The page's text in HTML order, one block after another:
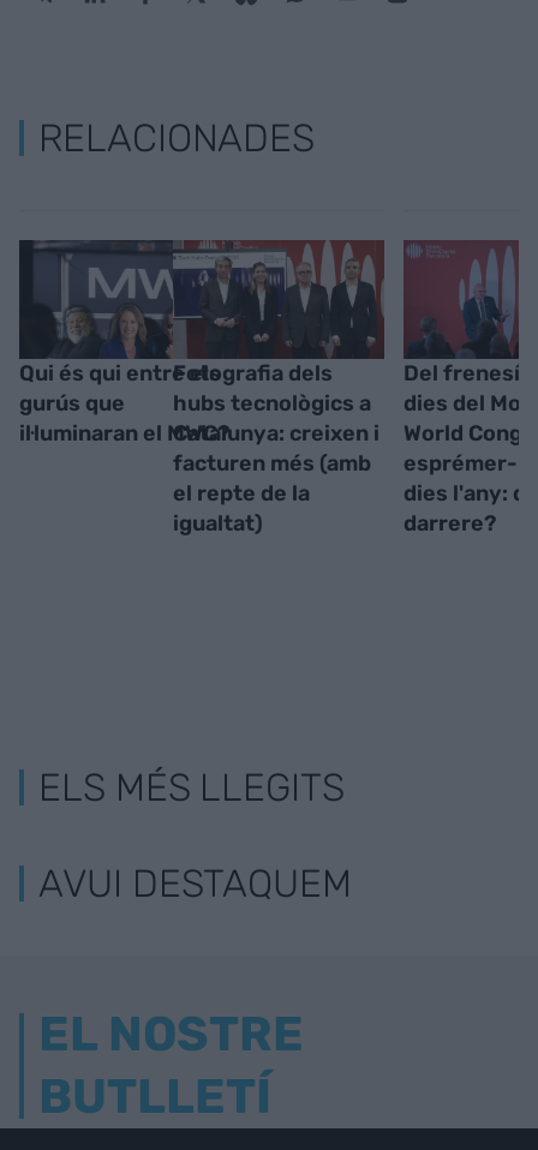
RELACIONADES
Qui és qui entre els
gurús que
il·luminaran el MWC?
Fotografia dels
hubs tecnològics a
Catalunya: creixen i
facturen més (amb
el repte de la
igualtat)
Del frenesí
dies del
World
esprémer-
dies l'any:
darrere?
ELS MÉS LLEGITS
AVUI DESTAQUEM
EL NOSTRE
BUTLLETÍ